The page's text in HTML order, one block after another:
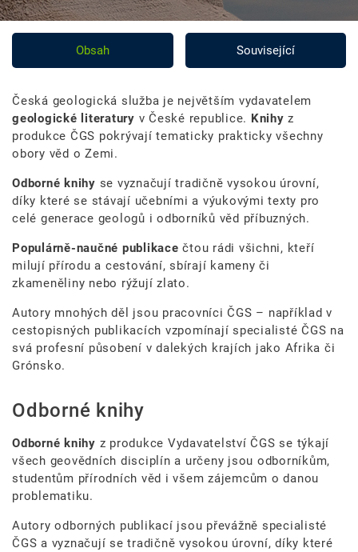
Obsah Související
Česká geologická služba je největším vydavatelem
geologické literatury v České republice. Knihyz
produkce ČGS pokrývají tematicky prakticky všechny
obory věd o Zemi.
Odborné knihy se vyznačují tradičně vysokou úrovní,
díky které se stávají učebními a výukovými texty pro
celé generace geologů i odborníků věd příbuzných.
Populárně-naučné publikace čtou rádi všichni, kteří
milují přírodu a cestování, sbírají kameny či
zkameněliny nebo rýžují zlato.
Autory mnohých děl jsou pracovníci ČGS – například v
cestopisných publikacích vzpomínají specialisté ČGS na
svá profesní působení v dalekých krajích jako Afrika či
Grónsko.
Odborné knihy
Odborné knihy z produkce Vydavatelství ČGS se týkají
všech geovědních disciplín a určeny jsou odborníkům,
studentům přírodních věd i všem zájemcům o danou
problematiku.
Autory odborných publikací jsou převážně specialisté
ČGS a vyznačují se tradičně vysokou úrovní, díky které